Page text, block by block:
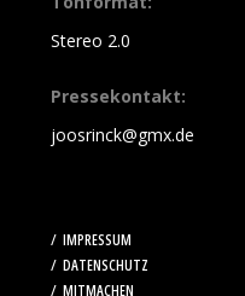
Stereo 2.0
Pressekontakt:
joosrinck@gmx.de
IMPRESSUM
DATENSCHUTZ
MITMACHEN